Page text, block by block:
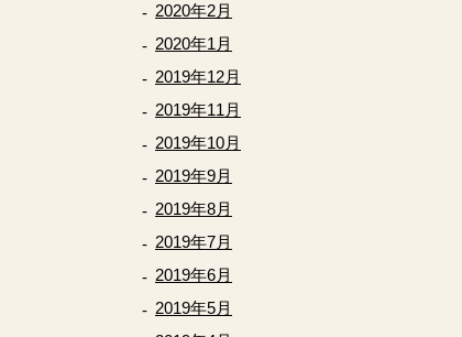
2020年2月
2020年1月
2019年12月
2019年11月
2019年10月
2019年9月
2019年8月
2019年7月
2019年6月
2019年5月